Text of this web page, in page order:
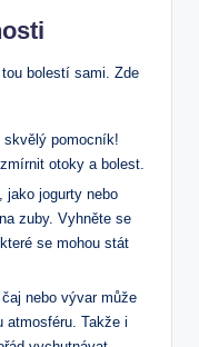
bolestí sami. Zde
skvělý pomocník!
otoky a bolest.
jako jogurty nebo
zuby. Vyhněte se
se mohou stát
čaj nebo vývar může
atmosféru. Takže i